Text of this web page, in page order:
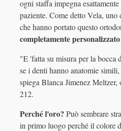
ogni staffa impegna
paziente. Come detto Vela,
che hanno portato questo
completamente personalizzato
"E 'fatta su misura per la bocca
se i denti hanno anatomie
spiega Blanca Jimenez
212.
Perché l'oro? Può sembrare
in primo luogo perché il colore